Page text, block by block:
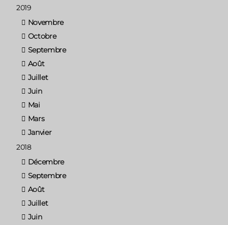
2019
Novembre
Octobre
Septembre
Août
Juillet
Juin
Mai
Mars
Janvier
2018
Décembre
Septembre
Août
Juillet
Juin